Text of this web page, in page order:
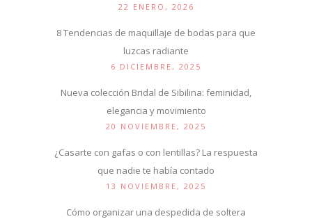
22 ENERO, 2026
8 Tendencias de maquillaje de bodas para que
luzcas radiante
6 DICIEMBRE, 2025
Nueva colección Bridal de Sibilina: feminidad,
elegancia y movimiento
20 NOVIEMBRE, 2025
¿Casarte con gafas o con lentillas? La respuesta
que nadie te había contado
13 NOVIEMBRE, 2025
Cómo organizar una despedida de soltera